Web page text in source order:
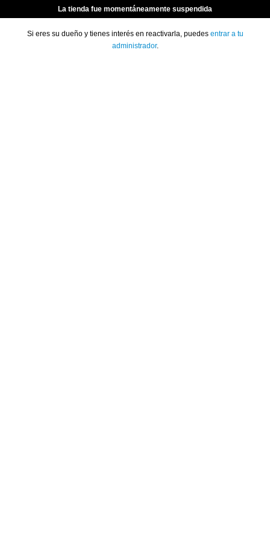
La tienda fue momentáneamente suspendida
Si eres su dueño y tienes interés en reactivarla, puedes entrar a tu
administrador.